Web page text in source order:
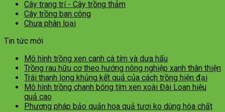
Cây trang trí - Cây trồng thảm
Cây trồng ban công
Chưa phân loại
Tin tức mới
Mô hình trồng xen canh cà tím và dưa hấu
Trồng rau hữu cơ theo hướng nông nghiệp xanh thân thiện
Trái thanh long khủng kết quả của cách trồng hiện đại
Mô hình trồng chanh bông tím xen xoài Đài Loan hiệu
quả cao
Phương pháp bảo quản hoa quả tươi ko dùng hóa chất